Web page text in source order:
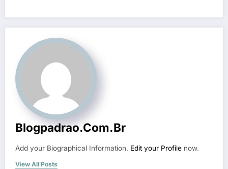
Blogpadrao.com.br
Add your Biographical Information. Edit your Profile now.
View All Posts